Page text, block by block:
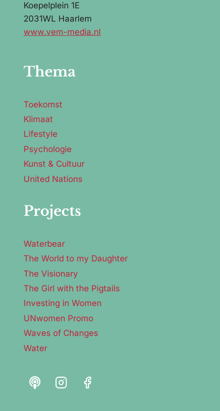
Koepelplein 1E
2031WL Haarlem
www.vem-media.nl
Thema
Toekomst
Klimaat
Lifestyle
Psychologie
Kunst & Cultuur
United Nations
Projects
Waterbear
The World to my Daughter
The Visionary
The Girl with the Pigtails
Investing in Women
UNwomen Promo
Waves of Changes
Water